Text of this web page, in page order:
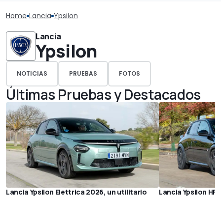
Home Lancia Ypsilon
Lancia
Ypsilon
NOTICIAS PRUEBAS FOTOS
Últimas Pruebas y Destacados
Lancia Ypsilon Elettrica 2026, un utilitario
Lancia Ypsilon